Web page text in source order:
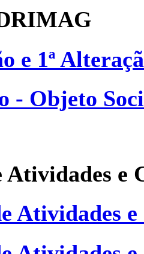
e 1ª
- Objeto
e
Atividades e